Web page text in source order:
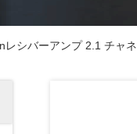
レシバーアンプ 2.1 チャ